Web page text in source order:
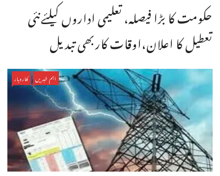
حکومت کا بڑا فیصلہ، تعلیمی اداروں کیلئےنئی
تعطیل کا اعلان،اوقات کاربھی تبدیل
اہم خبریں کاروبار